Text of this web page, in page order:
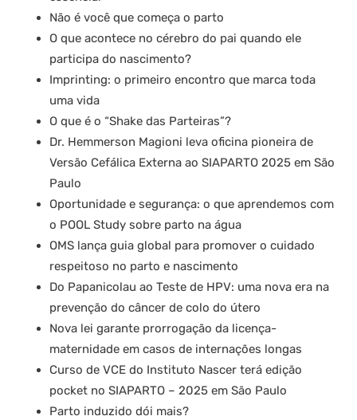
Não é você que começa o parto
O que acontece no cérebro do pai quando ele
participa do nascimento?
Imprinting: o primeiro encontro que marca toda
uma vida
O que é o “Shake das Parteiras”?
Dr. Hemmerson Magioni leva oficina pioneira de
Versão Cefálica Externa ao SIAPARTO 2025 em São
Paulo
Oportunidade e segurança: o que aprendemos com
o POOL Study sobre parto na água
OMS lança guia global para promover o cuidado
respeitoso no parto e nascimento
Do Papanicolau ao Teste de HPV: uma nova era na
prevenção do câncer de colo do útero
Nova lei garante prorrogação da licença-
maternidade em casos de internações longas
Curso de VCE do Instituto Nascer terá edição
pocket no SIAPARTO – 2025 em São Paulo
Parto induzido dói mais?